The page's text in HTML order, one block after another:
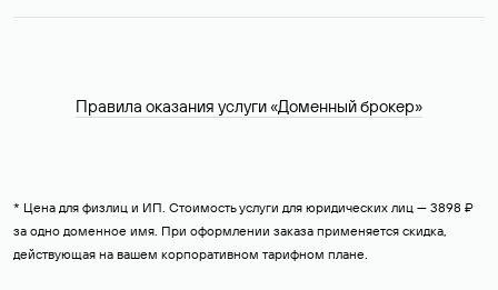
Правила оказания услуги «Доменный брокер»
* Цена для физлиц и ИП. Стоимость услуги для юридических лиц — 3898 ₽
за одно доменное имя. При оформлении заказа применяется скидка,
действующая на вашем корпоративном тарифном плане.